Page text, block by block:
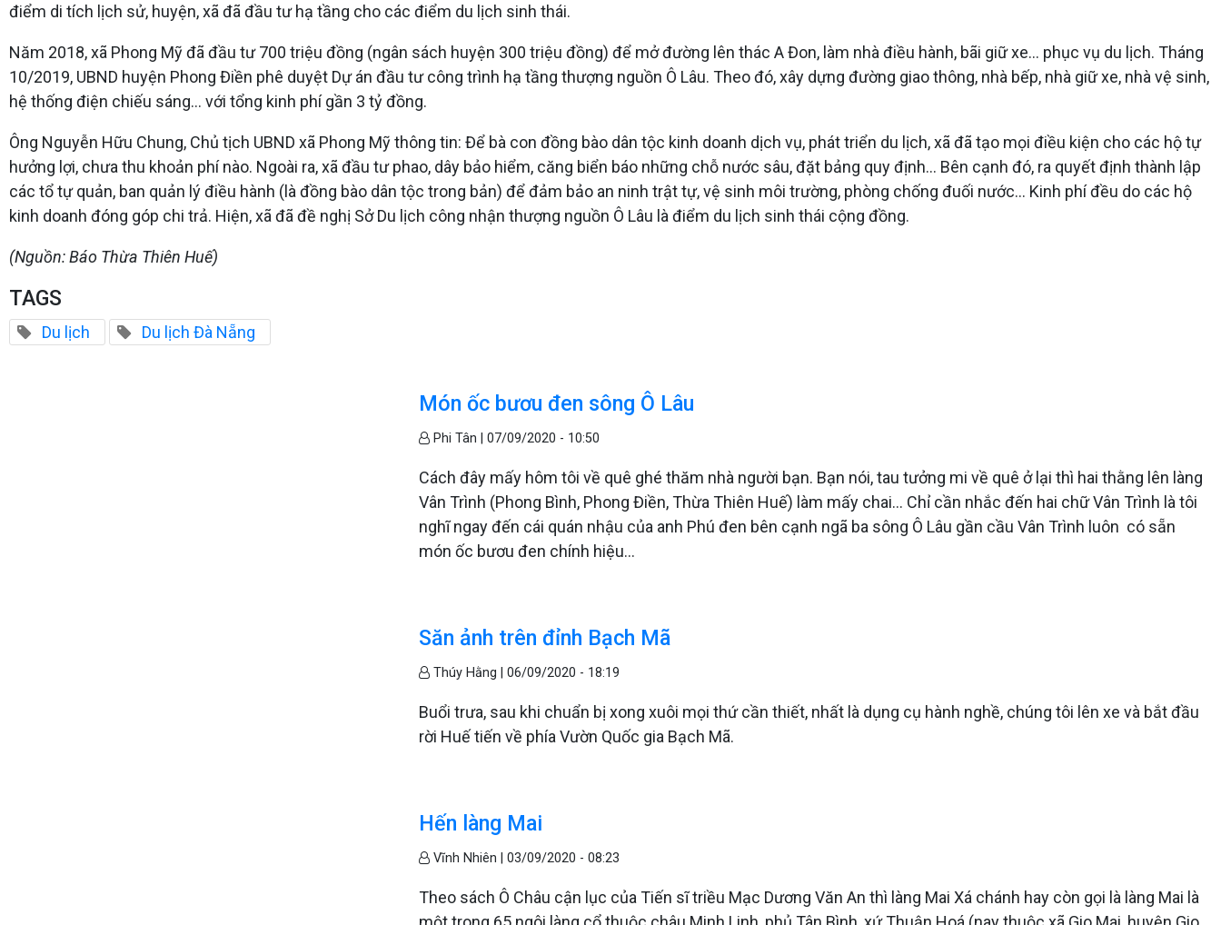
điểm di tích lịch sử, huyện, xã đã đầu tư hạ tầng cho các điểm du lịch sinh thái.
Năm 2018, xã Phong Mỹ đã đầu tư 700 triệu đồng (ngân sách huyện 300 triệu đồng) để mở đường lên thác A Đon, làm nhà điều hành, bãi giữ xe… phục vụ du lịch. Tháng
10/2019, UBND huyện Phong Điền phê duyệt Dự án đầu tư công trình hạ tầng thượng nguồn Ô Lâu. Theo đó, xây dựng đường giao thông, nhà bếp, nhà giữ xe, nhà vệ sinh,
hệ thống điện chiếu sáng… với tổng kinh phí gần 3 tỷ đồng.
Ông Nguyễn Hữu Chung, Chủ tịch UBND xã Phong Mỹ thông tin: Để bà con đồng bào dân tộc kinh doanh dịch vụ, phát triển du lịch, xã đã tạo mọi điều kiện cho các hộ tự
hưởng lợi, chưa thu khoản phí nào. Ngoài ra, xã đầu tư phao, dây bảo hiểm, căng biển báo những chỗ nước sâu, đặt bảng quy định... Bên cạnh đó, ra quyết định thành lập
các tổ tự quản, ban quản lý điều hành (là đồng bào dân tộc trong bản) để đảm bảo an ninh trật tự, vệ sinh môi trường, phòng chống đuối nước... Kinh phí đều do các hộ
kinh doanh đóng góp chi trả. Hiện, xã đã đề nghị Sở Du lịch công nhận thượng nguồn Ô Lâu là điểm du lịch sinh thái cộng đồng.
(Nguồn: Báo Thừa Thiên Huế)
TAGS
Du lịch Du lịch Đà Nẵng
Món ốc bươu đen sông Ô Lâu
Phi Tân |07/09/2020 - 10:50
Cách đây mấy hôm tôi về quê ghé thăm nhà người bạn. Bạn nói, tau tưởng mi về quê ở lại thì hai thằng lên làng
Vân Trình (Phong Bình, Phong Điền, Thừa Thiên Huế) làm mấy chai... Chỉ cần nhắc đến hai chữ Vân Trình là tôi
nghĩ ngay đến cái quán nhậu của anh Phú đen bên cạnh ngã ba sông Ô Lâu gần cầu Vân Trình luôn có sẵn
món ốc bươu đen chính hiệu...
Săn ảnh trên đỉnh Bạch Mã
Thúy Hằng |06/09/2020 - 18:19
Buổi trưa, sau khi chuẩn bị xong xuôi mọi thứ cần thiết, nhất là dụng cụ hành nghề, chúng tôi lên xe và bắt đầu
rời Huế tiến về phía Vườn Quốc gia Bạch Mã.
Hến làng Mai
Vĩnh Nhiên |03/09/2020 - 08:23
Theo sách Ô Châu cận lục của Tiến sĩ triều Mạc Dương Văn An thì làng Mai Xá chánh hay còn gọi là làng Mai là